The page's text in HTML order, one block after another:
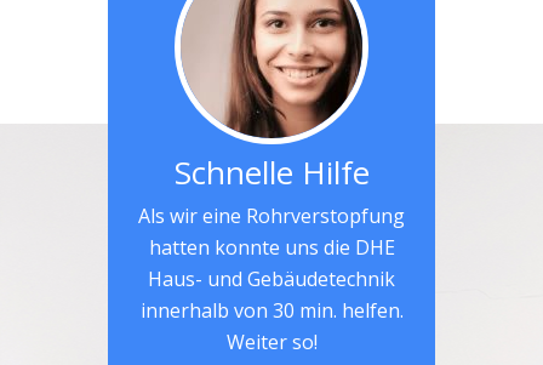
Schnelle Hilfe
Als wir eine Rohrverstopfung
hatten konnte uns die DHE
Haus- und Gebäudetechnik
innerhalb von 30 min. helfen.
Weiter so!